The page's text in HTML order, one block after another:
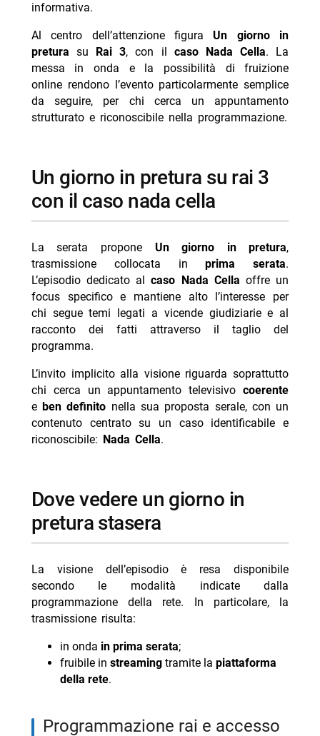
informativa.
Al centro dell’attenzione figuraUn giorno in
pretura su Rai 3, con il caso Nada Cella. La
messa in onda e la possibilità di fruizione
online rendono l’evento particolarmente semplice
da seguire, per chi cerca un appuntamento
strutturato e riconoscibile nella programmazione.
un giorno in pretura su rai 3
con il caso nada cella
La serata propone Un giorno in pretura,
trasmissione collocata inprima serata.
L’episodio dedicato alcaso Nada Cella offre un
focus specifico e mantiene alto l’interesse per
chi segue temi legati a vicende giudiziarie e al
racconto dei fatti attraverso il taglio del
programma.
L’invito implicito alla visione riguarda soprattutto
chi cerca un appuntamento televisivocoerente
eben definito nella sua proposta serale, con un
contenuto centrato su un caso identificabile e
riconoscibile: Nada Cella.
dove vedere un giorno in
pretura stasera
La visione dell’episodio è resa disponibile
secondo le modalità indicate dalla
programmazione della rete. In particolare, la
trasmissione risulta:
in onda in prima serata;
fruibile in streamingtramite la piattaforma
della rete.
programmazione rai e accesso